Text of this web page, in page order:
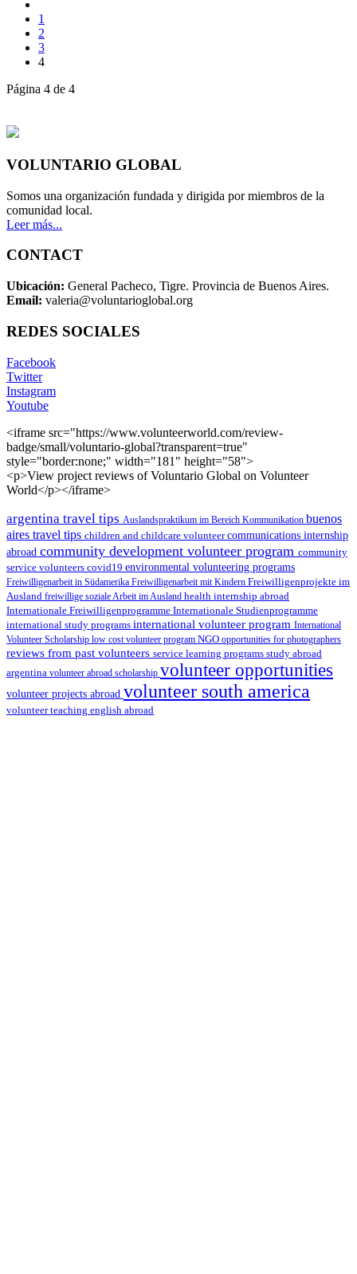
1
2
3
4
Página 4 de 4
VOLUNTARIO GLOBAL
Somos una organización fundada y dirigida por miembros de la
comunidad local.
Leer más...
CONTACT
Ubicación: General Pacheco, Tigre. Provincia de Buenos Aires.
Email: valeria@voluntarioglobal.org
REDES SOCIALES
Facebook
Twitter
Instagram
Youtube
<iframe src="https://www.volunteerworld.com/review-
badge/small/voluntario-global?transparent=true"
style="border:none;" width="181" height="58">
<p>View project reviews of Voluntario Global on Volunteer
World</p></iframe>
argentina travel tips Auslandspraktikum im Bereich Kommunikation buenos
aires travel tips children and childcare volunteercommunications internship
abroad community development volunteer program community
service volunteers covid19 environmental volunteering programs
Freiwilligenarbeit in Südamerika Freiwilligenarbeit mit Kindern Freiwilligenprojekte im
Ausland freiwillige soziale Arbeit im Ausland health internship abroad
Internationale Freiwilligenprogramme Internationale Studienprogramme
international study programs international volunteer program International
Volunteer Scholarship low cost volunteer program NGO opportunities for photographers
reviews from past volunteers service learning programs study abroad
argentina volunteer abroad scholarship volunteer opportunities
volunteer projects abroad volunteer south america
volunteer teaching english abroad